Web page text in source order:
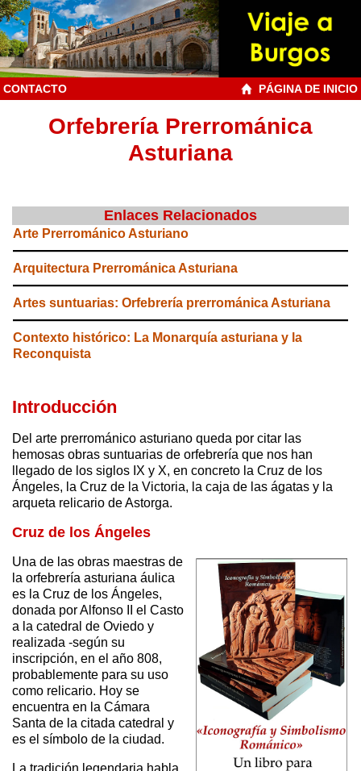
CONTACTO PÁGINA DE INICIO
Orfebrería Prerrománica
Asturiana
Enlaces Relacionados
Arte Prerrománico Asturiano
Arquitectura Prerrománica Asturiana
Artes suntuarias: Orfebrería prerrománica Asturiana
Contexto histórico: La Monarquía asturiana y la
Reconquista
Introducción
Del arte prerrománico asturiano queda por citar las
hemosas obras suntuarias de orfebrería que nos han
llegado de los siglos IX y X, en concreto la Cruz de los
Ángeles, la Cruz de la Victoria, la caja de las ágatas y la
arqueta relicario de Astorga.
Cruz de los Ángeles
Una de las obras maestras de
la orfebrería asturiana áulica
es la Cruz de los Ángeles,
donada por Alfonso II el Casto
a la catedral de Oviedo y
realizada -según su
inscripción, en el año 808,
probablemente para su uso
como relicario. Hoy se
encuentra en la Cámara
Santa de la citada catedral y
es el símbolo de la ciudad.
La tradición legendaria habla